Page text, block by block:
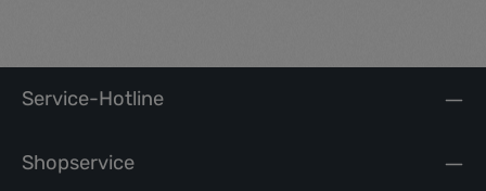
Service-Hotline
Shopservice